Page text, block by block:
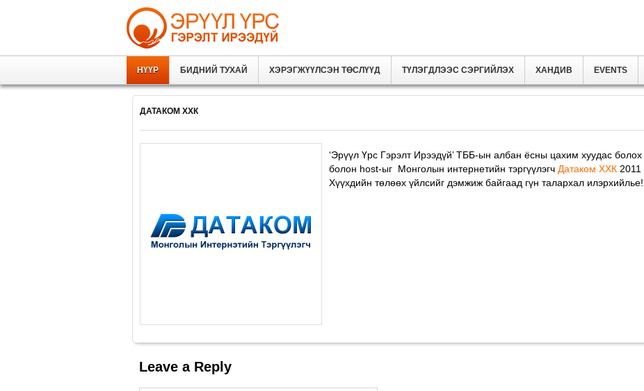
НҮҮР БИДНИЙ ТУХАЙ ХЭРЭГЖҮҮЛСЭН ТӨСЛҮҮД ТҮЛЭГДЛЭЭС СЭРГИЙЛЭХ ХАНДИВ EVENTS
ДАТАКОМ ХХК
‘Эрүүл Үрс Гэрэлт Ирээдүй’ ТББ-ын албан ёсны цахим хуудас болох
болон host-ыг Монголын интернетийн тэргүүлэгч Датаком ХХК 2011
Хүүхдийн төлөөх үйлсийг дэмжиж байгаад гүн талархал илэрхийлье!
Leave a Reply